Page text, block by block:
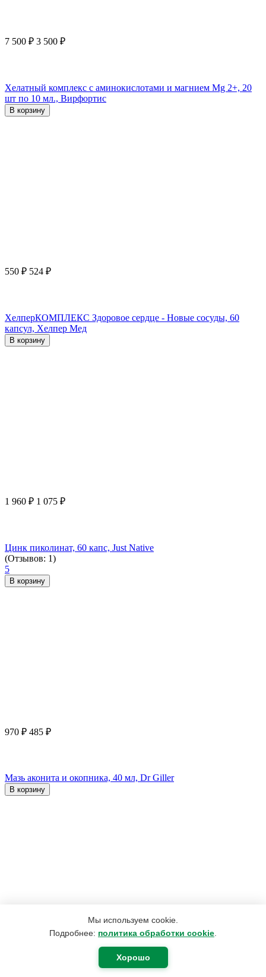
Мы используем cookie.
Подробнее: политика обработки cookie
Хорошо
7 500 ₽ 3 500 ₽
Хелатный комплекс с аминокислотами и магнием Mg 2+, 20
шт по 10 мл., Вирфортис
В корзину
550 ₽ 524 ₽
ХелперКОМПЛЕКС Здоровое сердце - Новые сосуды, 60
капсул, Хелпер Мед
В корзину
1 960 ₽ 1 075 ₽
Цинк пиколинат, 60 капс, Just Native
(Отзывов: 1)
5
В корзину
970 ₽ 485 ₽
Мазь аконита и окопника, 40 мл, Dr Giller
В корзину